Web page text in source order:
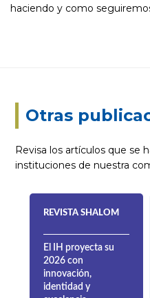
haciendo y como
Otras
Revisa los artículos que se
instituciones de nuestra
REVISTA SHALOM
El IH proyecta su
2026 con
innovación,
identidad y